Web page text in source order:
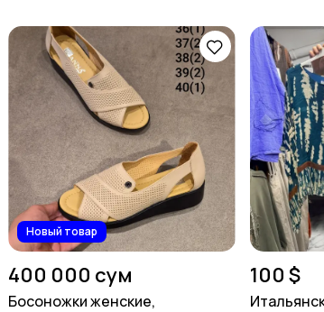
Новый товар
400 000 сум
Босоножки женские,
100 $